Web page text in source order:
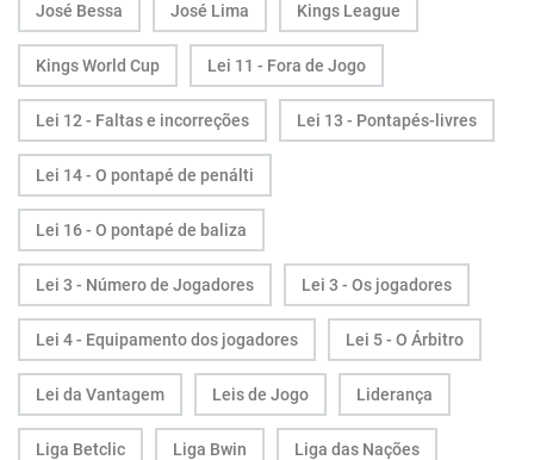
José Bessa José Lima Kings League
Kings World Cup Lei 11 - Fora de Jogo
Lei 12 - Faltas e incorreções Lei 13 - Pontapés-livres
Lei 14 - O pontapé de penálti
Lei 16 - O pontapé de baliza
Lei 3 - Número de Jogadores Lei 3 - Os jogadores
Lei 4 - Equipamento dos jogadores Lei 5 - O Árbitro
Lei da Vantagem Leis de Jogo Liderança
Liga Betclic Liga Bwin Liga das Nações